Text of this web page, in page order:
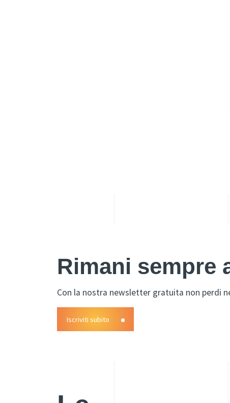
Rimani sempre
Con la nostra newsletter gratuita non perdi
Iscriviti subito